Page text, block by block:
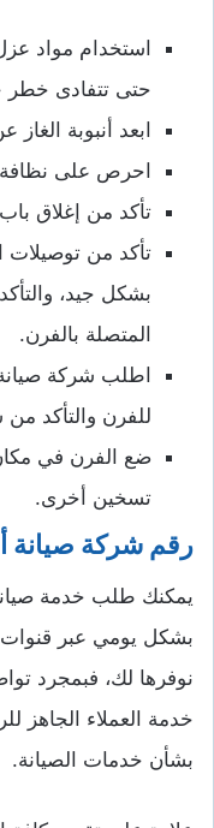
استخدام مواد
حتى تتفادى خطر
ابعد أنبوبة
احرص على نظافة
تأكد من إغلاق
تأكد من توصيلات
بشكل جيد،
المتصلة بالفرن.
اطلب شركة صيانة
للفرن والتأكد من
ضع الفرن في
تسخين أخرى.
رقم شركة صيانة
بشكل يومي عبر قنوات
نوفرها لك، فبمجرد
خدمة العملاء الجاهز
بشأن خدمات الصيانة.